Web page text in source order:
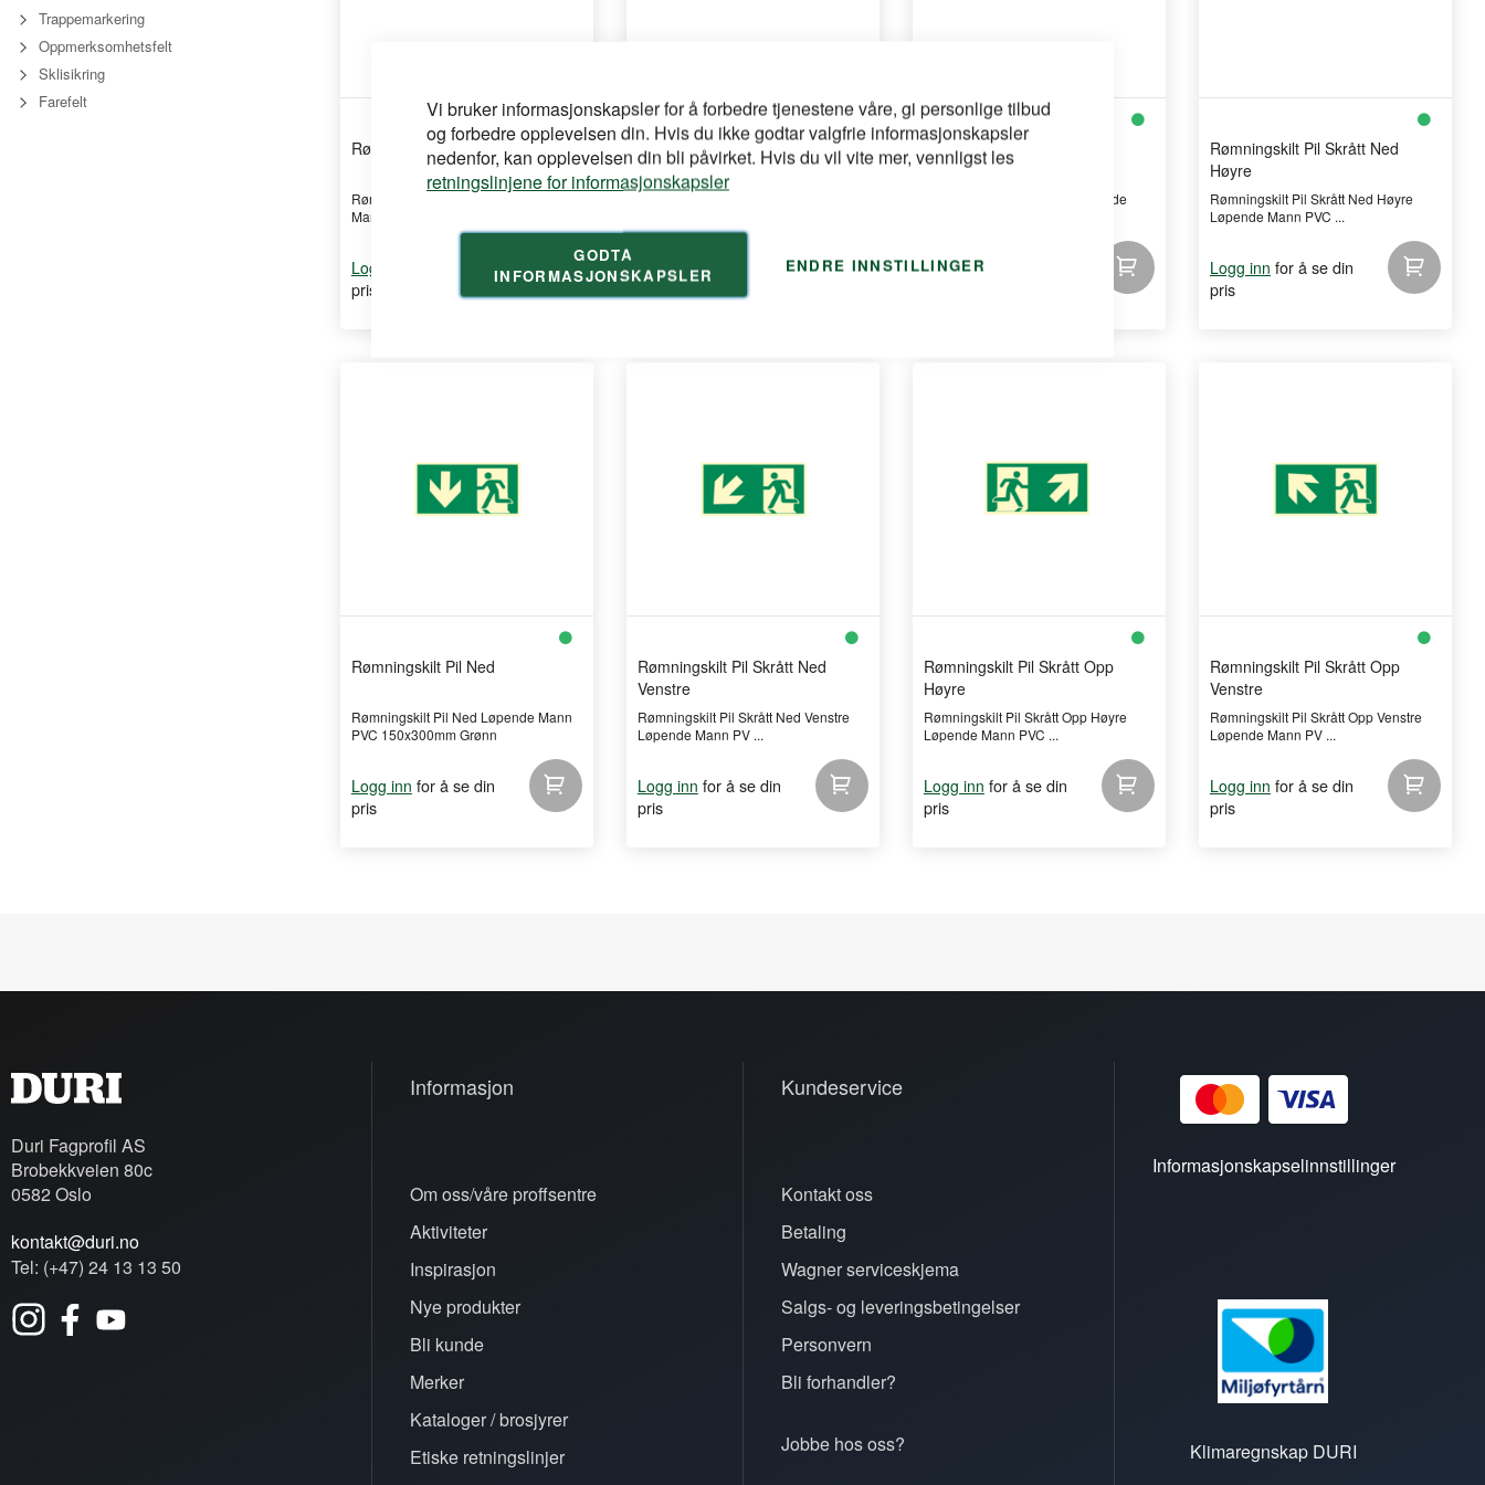
Vi bruker informasjonskapsler for å forbedre tjenestene våre, gi personlige tilbud
og forbedre opplevelsen din. Hvis du ikke godtar valgfrie informasjonskapsler
nedenfor, kan opplevelsen din bli påvirket. Hvis du vil vite mer, vennligst les
retningslinjene for informasjonskapsler
GODTA
INFORMASJONSKAPSLER
ENDRE INNSTILLINGER
Rømningskilt Pil Høyre
Rømningskilt Pil Høyre Løpende
Mann PVC 150x300mm Grønn
Logg inn
for å se din
pris
Rømningskilt Pil Opp
Rømningskilt Pil Opp Løpende Mann
Logg inn for å se din
pris
Rømningskilt Pil Venstre
Rømningskilt Pil Venstre Løpende
Logg inn
Rømningskilt Pil Skrått Ned
Høyre
Rømningskilt Pil Skrått Ned Høyre
Løpende Mann PVC ...
Logg inn for å se din
pris
Rømningskilt Pil Ned
Rømningskilt Pil Ned Løpende Mann
PVC 150x300mm Grønn
Logg inn for å se din
pris
Rømningskilt Pil Skrått Ned
Venstre
Rømningskilt Pil Skrått Ned Venstre
Løpende Mann PV ...
Logg inn for å se din
pris
Rømningskilt Pil Skrått Opp
Høyre
Rømningskilt Pil Skrått Opp Høyre
Løpende Mann PVC ...
Logg inn for å se din
pris
Rømningskilt Pil Skrått Opp
Venstre
Rømningskilt Pil Skrått Opp Venstre
Løpende Mann PV ...
Logg inn for å se din
pris
Trappemarkering
Oppmerksomhetsfelt
Sklisikring
Farefelt
Duri Fagprofil AS
Brobekkveien 80c
0582 Oslo
kontakt@duri.no
Tel: (+47) 24 13 13 50
Informasjon
Om oss/våre proffsentre
Aktiviteter
Inspirasjon
Nye produkter
Bli kunde
Merker
Kataloger / brosjyrer
Etiske retningslinjer
Kundeservice
Kontakt oss
Betaling
Wagner serviceskjema
Salgs- og leveringsbetingelser
Personvern
Bli forhandler?
Jobbe hos oss?
Informasjonskapselinnstillinger
Klimaregnskap DURI